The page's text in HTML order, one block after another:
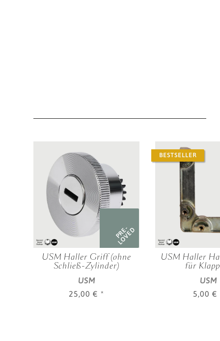
PRE-
LOVED
USM Haller Griff (ohne
Schließ-Zylinder)
USM
25,00 € *
BESTSELLER
USM Haller
für
USM
5,00 €